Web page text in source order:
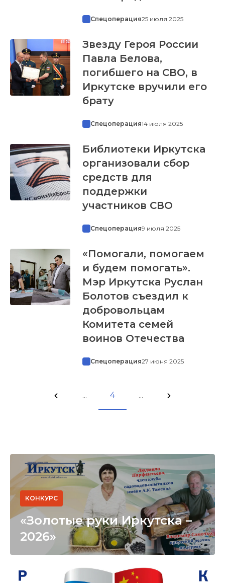
Спецоперация25 июля 2025
Звезду Героя России
Павла Белова,
погибшего на СВО, в
Иркутске вручили его
брату
Спецоперация14 июля 2025
Библиотеки Иркутска
организовали сбор
средств для
поддержки
участников СВО
Спецоперация9 июля 2025
«Помогали, помогаем
и будем помогать».
Мэр Иркутска Руслан
Болотов съездил к
добровольцам
Комитета семей
воинов Отечества
Спецоперация27 июня 2025
... 4 ...
КОНКУРС
«Золотые руки Иркутска –
2026»